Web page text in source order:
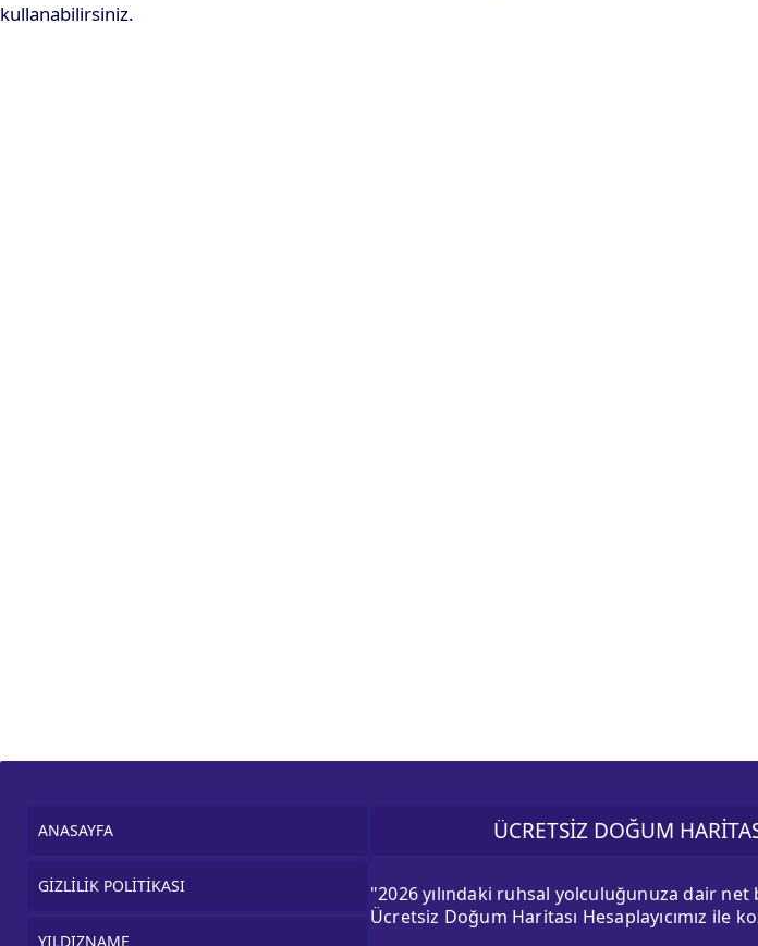
kullanabilirsiniz.
ANASAYFA
GİZLİLİK POLİTİKASI
YILDIZNAME
ÜCRETSİZ DOĞUM
"2026 yılındaki ruhsal yolculuğunuza dair
Ücretsiz Doğum Haritası Hesaplayıcımız ile